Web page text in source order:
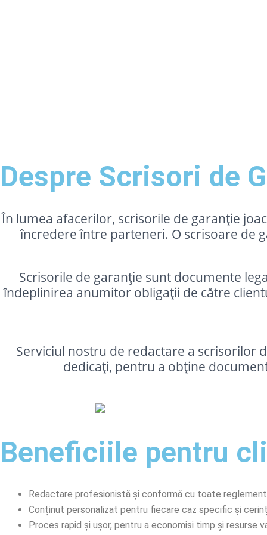
Despre Scrisori de
În lumea afacerilor, scrisorile de garanție
încredere între parteneri. O scrisoare de
Scrisorile de garanție sunt documente
îndeplinirea anumitor obligații de către
Serviciul nostru de redactare a scrisorilor
dedicați, pentru a obține
Beneficiile pentru
Redactare profesionistă și conformă cu toate
Conținut personalizat pentru fiecare caz specific și
Proces rapid și ușor, pentru a economisi timp și resurse